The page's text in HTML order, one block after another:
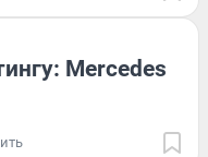
Mercedes